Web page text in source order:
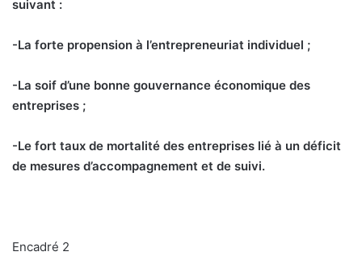
suivant :
-La forte propension à l’entrepreneuriat individuel ;
-La soif d’une bonne gouvernance économique des
entreprises ;
-Le fort taux de mortalité des entreprises lié à un déficit
de mesures d’accompagnement et de suivi.
Encadré 2